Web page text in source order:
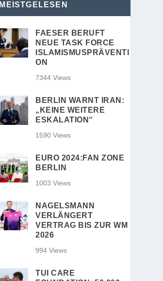
MEISTGELESEN
FAESER BERUFT
NEUE TASK FORCE
ISLAMISMUSPRÄVENTI
ON
7344 Views
BERLIN WARNT IRAN:
„KEINE WEITERE
ESKALATION“
1590 Views
EURO 2024:FAN ZONE
BERLIN
1003 Views
NAGELSMANN
VERLÄNGERT
VERTRAG BIS ZUR WM
2026
994 Views
TUI CARE